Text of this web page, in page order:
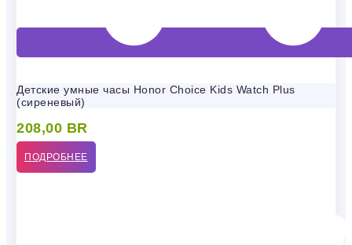
Детские умные часы Honor Choice Kids Watch Plus
(сиреневый)
208,00 BR
ПОДРОБНЕЕ